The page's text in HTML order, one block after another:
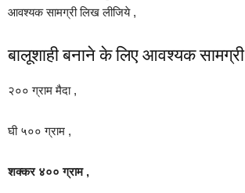
आवश्यक सामग्री लिख लीजिये ,
बालूशाही बनाने के लिए आवश्यक सामग्री
२०० ग्राम मैदा ,
घी ५०० ग्राम ,
शक्कर ४०० ग्राम ,